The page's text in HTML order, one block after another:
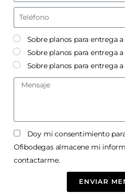
Sobre planos para entrega a
Sobre planos para entrega
Sobre planos para entrega
Doy mi consentimiento
Ofibodegas almacene mi
contactarme.
ENVIAR